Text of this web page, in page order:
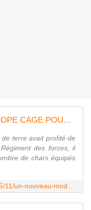
UN NOUVEAU MODELE DE COPE CAGE POUR LE XLR
terre avait profité de
des forces, il
de chars équipés